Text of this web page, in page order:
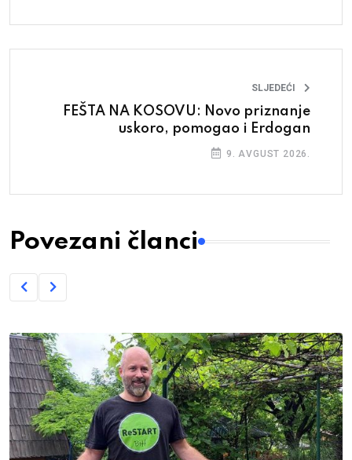
SLJEDEĆI
FEŠTA NA KOSOVU: Novo priznanje
uskoro, pomogao i Erdogan
9. AVGUST 2026.
Povezani članci